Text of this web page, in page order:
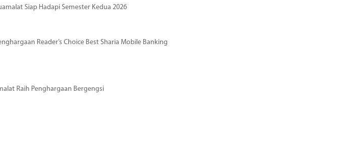
Siap Hadapi Semester Kedua 2026
Reader’s Choice Best Sharia Mobile Banking
Raih Penghargaan Bergengsi